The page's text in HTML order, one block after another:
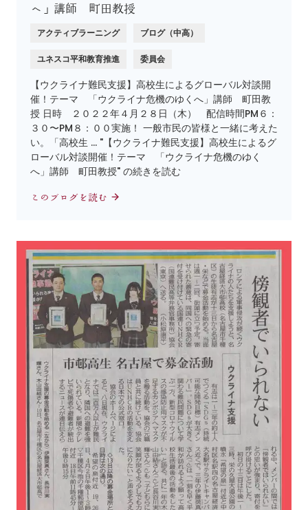
へ」講師 町田教授
アクティブラーニング ブログ（中高）
ユネスコ平和教育推進 委員会
【ウクライナ難民支援】高校生によるグローバル対談開
催！テーマ 「ウクライナ危機のゆくへ」講師 町田教
授 日時 ２０２２年４月２８日（木） 配信時間PM６：
３０〜PM８：００実施！ 一般市民の皆様と一緒に考えた
い。「高校生 … "【ウクライナ難民支援】高校生によるグ
ローバル対談開催！テーマ 「ウクライナ危機のゆく
へ」講師 町田教授" の続きを読む
このブログを読む